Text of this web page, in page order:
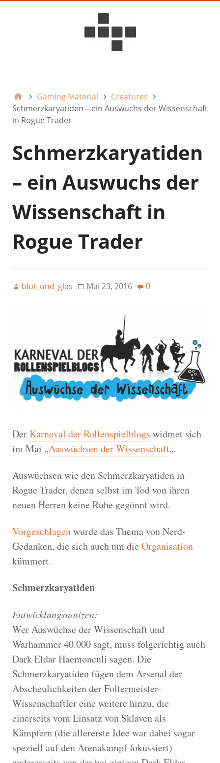
Gaming Material
Creatures
Schmerzkaryatiden – ein Auswuchs der Wissenschaft
in Rogue Trader
Schmerzkaryatiden
– ein Auswuchs der
Wissenschaft in
Rogue Trader
blut_und_glas Mai 23, 2016 0
DerKarneval der Rollenspielblogs widmet sich
im Mai „Auswüchsen der Wissenschaft„.
Auswüchsen wie den Schmerzkaryatiden in
Rogue Trader, denen selbst im Tod von ihren
neuen Herren keine Ruhe gegönnt wird.
Vorgeschlagenwurde das Thema von Nerd-
Gedanken, die sich auch um die Organisation
kümmert.
Schmerzkaryatiden
Entwicklungsnotizen:
Wer Auswüchse der Wissenschaft und
Warhammer 40.000 sagt, muss folgerichtig auch
Dark Eldar Haemonculi sagen. Die
Schmerzkaryatiden fügen dem Arsenal der
Abscheulichkeiten der Foltermeister-
Wissenschaftler eine weitere hinzu, die
einerseits vom Einsatz von Sklaven als
Kämpfern (die allererste Idee war dabei sogar
speziell auf den Arenakampf fokussiert)